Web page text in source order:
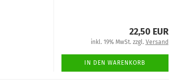
22,50 EUR
inkl. 19% MwSt. zzgl. Versand
IN DEN WARENKORB